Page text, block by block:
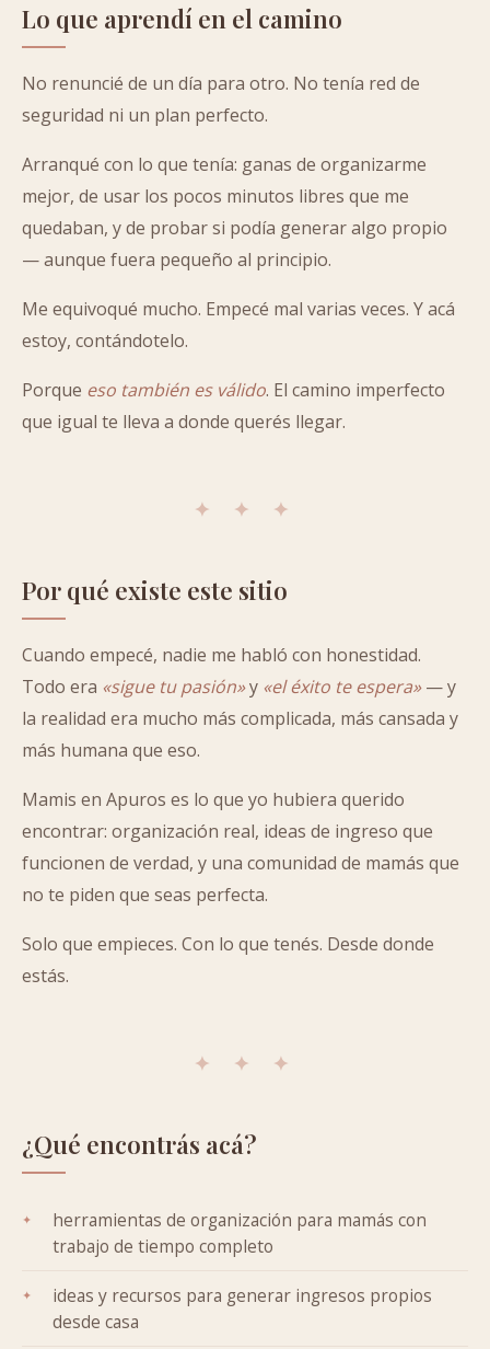
Lo que aprendí en el camino
No renuncié de un día para otro. No tenía red de
seguridad ni un plan perfecto.
Arranqué con lo que tenía: ganas de organizarme
mejor, de usar los pocos minutos libres que me
quedaban, y de probar si podía generar algo propio
— aunque fuera pequeño al principio.
Me equivoqué mucho. Empecé mal varias veces. Y acá
estoy, contándotelo.
Porque eso también es válido. El camino imperfecto
que igual te lleva a donde querés llegar.
✦ ✦ ✦
Por qué existe este sitio
Cuando empecé, nadie me habló con honestidad.
Todo era «sigue tu pasión»y «el éxito te espera»— y
la realidad era mucho más complicada, más cansada y
más humana que eso.
Mamis en Apuros es lo que yo hubiera querido
encontrar: organización real, ideas de ingreso que
funcionen de verdad, y una comunidad de mamás que
no te piden que seas perfecta.
Solo que empieces. Con lo que tenés. Desde donde
estás.
✦ ✦ ✦
¿Qué encontrás acá?
herramientas de organización para mamás con
trabajo de tiempo completo
ideas y recursos para generar ingresos propios
desde casa